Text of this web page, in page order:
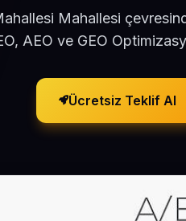
Mahallesi
AEO ve GEO
Ücretsiz Teklif Al